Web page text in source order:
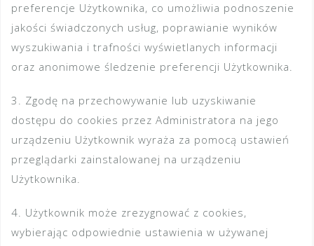
preferencje Użytkownika, co umożliwia podnoszenie
jakości świadczonych usług, poprawianie wyników
wyszukiwania i trafności wyświetlanych informacji
oraz anonimowe śledzenie preferencji Użytkownika.
3. Zgodę na przechowywanie lub uzyskiwanie
dostępu do cookies przez Administratora na jego
urządzeniu Użytkownik wyraża za pomocą ustawień
przeglądarki zainstalowanej na urządzeniu
Użytkownika.
4. Użytkownik może zrezygnować z cookies,
wybierając odpowiednie ustawienia w używanej